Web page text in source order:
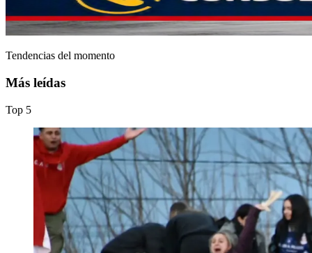
Tendencias del momento
Más leídas
Top 5